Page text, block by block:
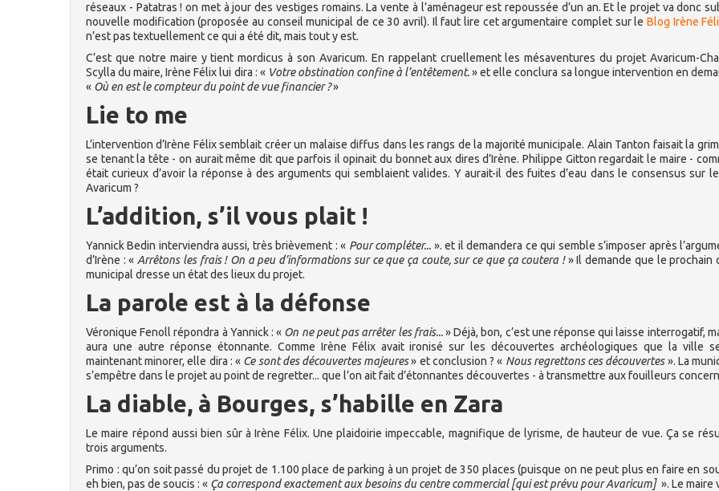
réseaux - Patatras ! on met à jour des vestiges romains. La vente à l’aménageur est repoussée d’un an. Et le projet va donc
nouvelle modification (proposée au conseil municipal de ce 30 avril). Il faut lire cet argumentaire complet sur le Blog Irène
n’est pas textuellement ce qui a été dit, mais tout y est.
C’est que notre maire y tient mordicus à son Avaricum. En rappelant cruellement les mésaventures du projet Avaricum-
Scylla du maire, Irène Félix lui dira : « Votre obstination confine à l’entêtement.» et elle conclura sa longue intervention en
« Où en est le compteur du point de vue financier ?»
Lie to me
L’intervention d’Irène Félix semblait créer un malaise diffus dans les rangs de la majorité municipale. Alain Tanton faisait la
se tenant la tête - on aurait même dit que parfois il opinait du bonnet aux dires d’Irène. Philippe Gitton regardait le maire -
était curieux d’avoir la réponse à des arguments qui semblaient valides. Y aurait-il des fuites d’eau dans le consensus sur
Avaricum ?
L’addition, s’il vous plait !
Yannick Bedin interviendra aussi, très brièvement : « Pour compléter... ». et il demandera ce qui semble s’imposer après
d’Irène : « Arrêtons les frais ! On a peu d’informations sur ce que ça coute, sur ce que ça coutera !» Il demande que le prochain
municipal dresse un état des lieux du projet.
La parole est à la défonse
Véronique Fenoll répondra à Yannick : « On ne peut pas arrêter les frais...» Déjà, bon, c’est une réponse qui laisse interrogatif,
aura une autre réponse étonnante. Comme Irène Félix avait ironisé sur les découvertes archéologiques que la ville
maintenant minorer, elle dira : « Ce sont des découvertes majeures» et conclusion ? « Nous regrettons ces découvertes». La
s’empêtre dans le projet au point de regretter... que l’on ait fait d’étonnantes découvertes - à transmettre aux fouilleurs
La diable, à Bourges, s’habille en Zara
Le maire répond aussi bien sûr à Irène Félix. Une plaidoirie impeccable, magnifique de lyrisme, de hauteur de vue. Ça se
trois arguments.
Primo : qu’on soit passé du projet de 1.100 place de parking à un projet de 350 places (puisque on ne peut plus en faire en
eh bien, pas de soucis : « Ça correspond exactement aux besoins du centre commercial [qui est prévu pour Avaricum] ». Le maire